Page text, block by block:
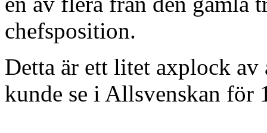
chefsposition.
Detta är ett litet axplock
kunde se i Allsvenskan för